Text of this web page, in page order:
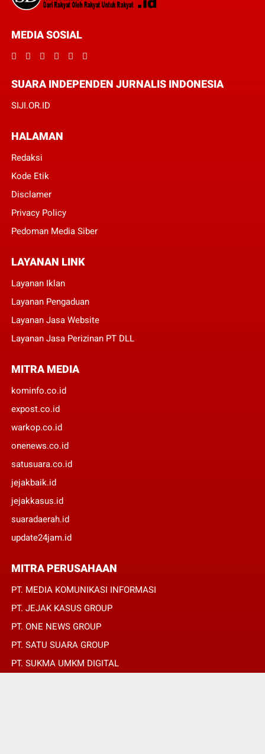
MEDIA SOSIAL
SUARA INDEPENDEN JURNALIS INDONESIA
SIJI.OR.ID
HALAMAN
Redaksi
Kode Etik
Disclamer
Privacy Policy
Pedoman Media Siber
LAYANAN LINK
Layanan Iklan
Layanan Pengaduan
Layanan Jasa Website
Layanan Jasa Perizinan PT DLL
MITRA MEDIA
kominfo.co.id
expost.co.id
warkop.co.id
onenews.co.id
satusuara.co.id
jejakbaik.id
jejakkasus.id
suaradaerah.id
update24jam.id
MITRA PERUSAHAAN
PT. MEDIA KOMUNIKASI INFORMASI
PT. JEJAK KASUS GROUP
PT. ONE NEWS GROUP
PT. SATU SUARA GROUP
PT. SUKMA UMKM DIGITAL